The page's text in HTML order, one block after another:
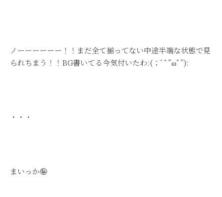
ノーーーーーー！！まだ全て揃ってない中途半端な状態で見
られちまう！！BG書いてる今気付いたわ:(；ﾞﾟ”ωﾟ”):
・・・
まいっか🤪